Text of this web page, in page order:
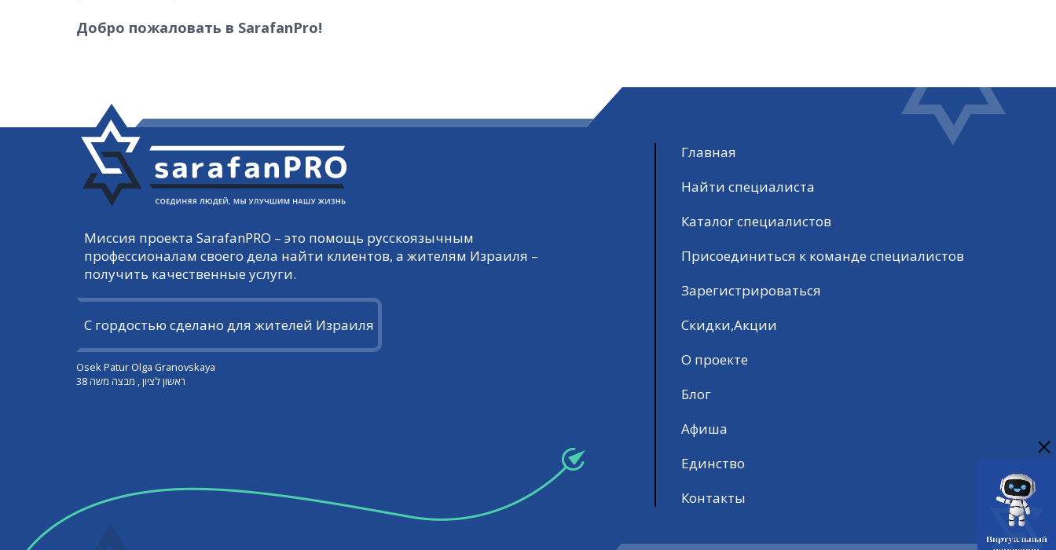
Добро пожаловать в SarafanPro!
Миссия проекта SarafanPRO – это помощь русскоязычным
профессионалам своего дела найти клиентов, а жителям Израиля –
получить качественные услуги.
С гордостью сделано для жителей Израиля
Osek Patur Olga Granovskaya
ראשון לציון , מבצה משה 38
Главная
Найти специалиста
Каталог специалистов
Присоединиться к команде специалистов
Зарегистрироваться
Скидки,Акции
О проекте
Блог
Афиша
Единство
Контакты